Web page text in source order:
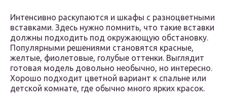
Интенсивно раскупаются и шкафы с разноцветными
вставками. Здесь нужно помнить, что такие вставки
должны подходить под окружающую обстановку.
Популярными решениями становятся красные,
желтые, фиолетовые, голубые оттенки. Выглядит
готовая модель довольно необычно, но интересно.
Хорошо подходит цветной вариант к спальне или
детской комнате, где обычно много ярких красок.